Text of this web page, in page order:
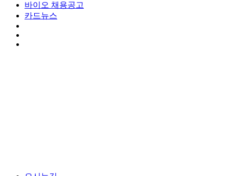
바이오 채용공고
카드뉴스